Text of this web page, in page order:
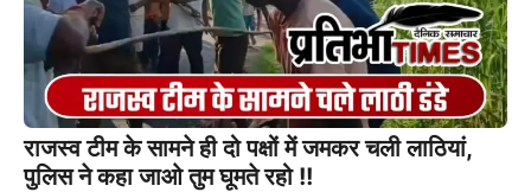
राजस्व टीम के सामने ही दो पक्षों में जमकर चली लाठियां,
पुलिस ने कहा जाओ तुम घूमते रहो !!